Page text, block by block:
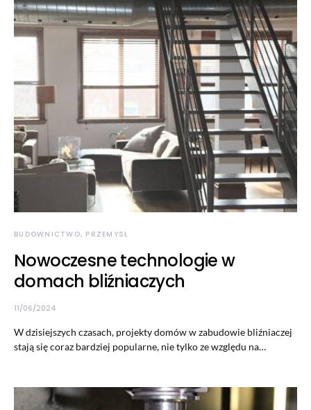
BUDOWNICTWO, PRZEMYSŁ
Nowoczesne technologie w
domach bliźniaczych
11/06/2024
W dzisiejszych czasach, projekty domów w zabudowie bliźniaczej
stają się coraz bardziej popularne, nie tylko ze względu na…